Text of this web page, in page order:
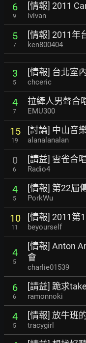
6
9
[情報] 2011
ivivan
5
7
[情報] 2011年
ken800404
3
5
[情報] 台北室
chceric
4
7
拉縴人男聲合
EMU300
15
19
[討論] 中山音
alanalanalan
0
6
[請益] 雲雀合
Radio4
4
5
[情報] 第22屆
PorkWu
10
11
[情報] 2011第
beyourself
4
5
[情報] Anton
會
charlie01539
6
6
[請益] 跪求
ramonnoki
4
5
[情報] 放牛班
tracygirl